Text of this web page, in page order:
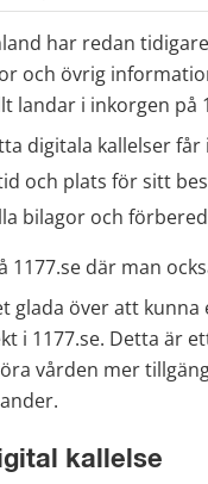
har redan
och övrig
landar i inkorgen på
digitala kallelser
och plats för sitt
bilagor och
1177.se där man
glada över att
i 1177.se. Detta är
vården mer
kallelse